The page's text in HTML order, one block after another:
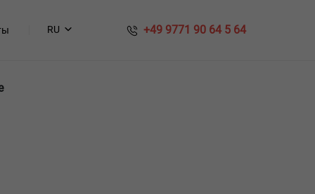
RU ​​ +49 9771 90 64 5 64